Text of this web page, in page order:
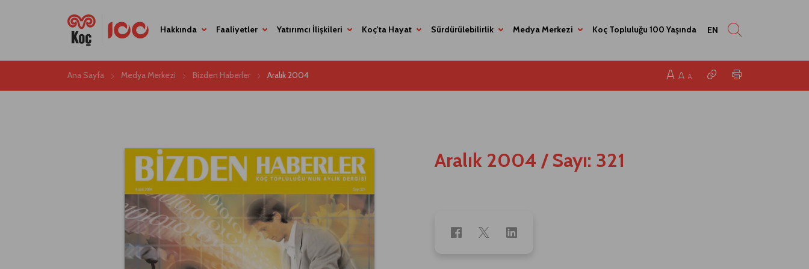
Hakkında Faaliyetler Yatırımcı İlişkileri Koç'ta Hayat Sürdürülebilirlik Medya Merkezi Koç Topluluğu 100 Yaşında EN
Ana Sayfa Medya Merkezi Bizden Haberler Aralık 2004
Aralık 2004 / Sayı: 321